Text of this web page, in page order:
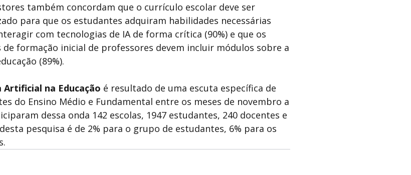
também concordam que o currículo escolar deve ser
para que os estudantes adquiram habilidades necessárias
com tecnologias de IA de forma crítica (90%) e que os
de formação inicial de professores devem incluir módulos sobre a
(89%).
na Educação é resultado de uma escuta específica de
do Ensino Médio e Fundamental entre os meses de novembro a
dessa onda 142 escolas, 1947 estudantes, 240 docentes e
pesquisa é de 2% para o grupo de estudantes, 6% para os